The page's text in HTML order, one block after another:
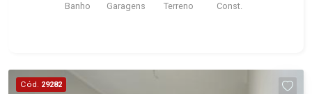
Banho Garagens Terreno Const.
Cód. 29282